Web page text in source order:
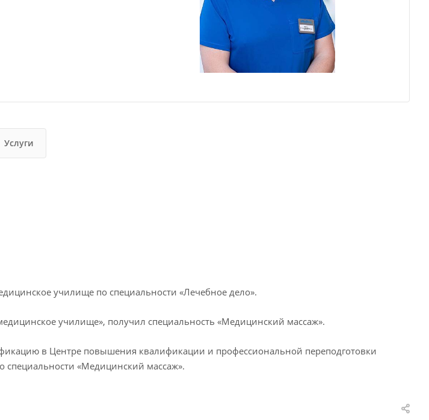
Услуги
училище по специальности «Лечебное дело».
училище», получил специальность «Медицинский массаж».
в Центре повышения квалификации и профессиональной переподготовки
специальности «Медицинский массаж».